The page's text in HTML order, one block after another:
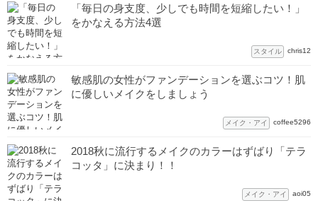
「毎日の身支度、少しでも時間を短縮したい！」
をかなえる方法4選
スタイル chris12
敏感肌の女性がファンデーションを選ぶコツ！肌
に優しいメイクをしましょう
メイク・アイ coffee5296
2018秋に流行するメイクのカラーはずばり「テラ
コッタ」に決まり！！
メイク・アイ aoi05